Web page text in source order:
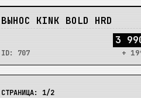
НЕТ
ВЫНОС KINK BOLD HRD
ID: 707
3
+
СТРАНИЦА: 1/2